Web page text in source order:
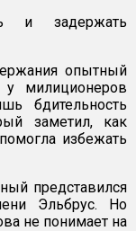
и задержать
опытный
милиционеров
бдительность
заметил, как
избежать
представился
Эльбрус. Но
не понимает на